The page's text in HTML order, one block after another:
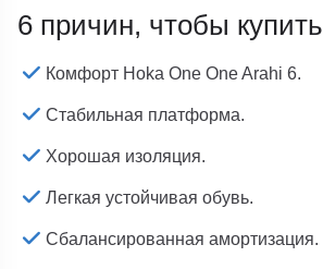
6 причин, чтобы купить
Комфорт Hoka One One Arahi 6.
Стабильная платформа.
Хорошая изоляция.
Легкая устойчивая обувь.
Сбалансированная амортизация.